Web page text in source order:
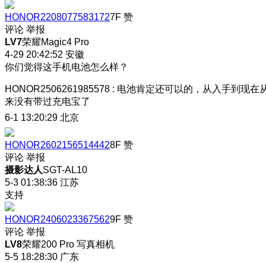
HONOR22080775831727F 赞
评论 举报
LV7荣耀Magic4 Pro
4-29 20:42:52 安徽
你们觉得这手机电池怎么样？
HONOR2506261985578 : 电池肯定还可以的，从入手到现在
来没有带过充电宝了
6-1 13:20:29 北京
HONOR26021565144428F 赞
评论 举报
摄影达人SGT-AL10
5-3 01:38:36 江苏
支持
HONOR24060233675629F 赞
评论 举报
LV8荣耀200 Pro 写真相机
5-5 18:28:30 广东